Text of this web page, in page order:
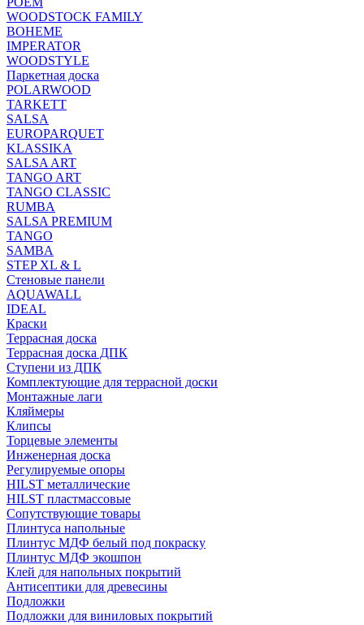
WOODSTOCK FAMILY
BOHEME
IMPERATOR
WOODSTYLE
Паркетная доска
POLARWOOD
TARKETT
SALSA
EUROPARQUET
KLASSIKA
SALSA ART
TANGO ART
TANGO CLASSIC
RUMBA
SALSA PREMIUM
TANGO
SAMBA
STEP XL & L
Стеновые панели
AQUAWALL
IDEAL
Краски
Террасная доска
Террасная доска ДПК
Ступени из ДПК
Комплектующие для террасной доски
Монтажные лаги
Кляймеры
Клипсы
Торцевые элементы
Инженерная доска
Регулируемые опоры
HILST металлические
HILST пластмассовые
Сопутствующие товары
Плинтуса напольные
Плинтус МДФ белый под покраску
Плинтус МДФ экошпон
Клей для напольных покрытий
Антисептики для древесины
Подложки
Подложки для виниловых покрытий